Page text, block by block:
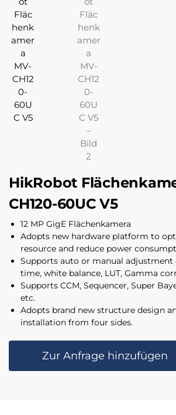
HikRobot
CH120-60UC V5
12 MP GigE Flächenkamera
Adopts new hardware platform to
resource and reduce power
Supports auto or manual adjustment
time, white balance, LUT, Gamma
Supports CCM, Sequencer, Super
etc.
Adopts brand new structure design
installation from four sides.
Zur Anfrage hinzufügen